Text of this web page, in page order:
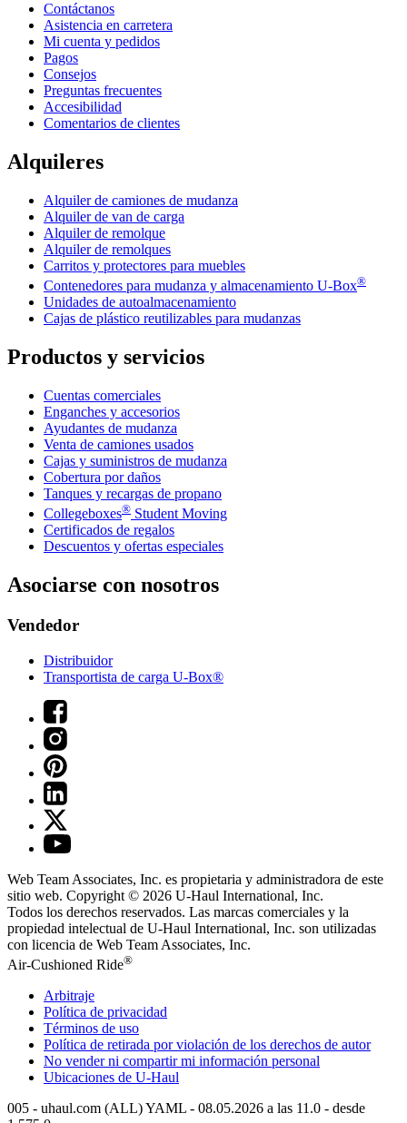
Contáctanos
Asistencia en carretera
Mi cuenta y pedidos
Pagos
Consejos
Preguntas frecuentes
Accesibilidad
Comentarios de clientes
Alquileres
Alquiler de camiones de mudanza
Alquiler de van de carga
Alquiler de remolque
Alquiler de remolques
Carritos y protectores para muebles
Contenedores para mudanza y almacenamiento U-Box®
Unidades de autoalmacenamiento
Cajas de plástico reutilizables para mudanzas
Productos y servicios
Cuentas comerciales
Enganches y accesorios
Ayudantes de mudanza
Venta de camiones usados
Cajas y suministros de mudanza
Cobertura por daños
Tanques y recargas de propano
Collegeboxes® Student Moving
Certificados de regalos
Descuentos y ofertas especiales
Asociarse con nosotros
Vendedor
Distribuidor
Transportista de carga U-Box®
Web Team Associates, Inc. es propietaria y administradora de este
sitio web. Copyright © 2026 U-Haul International, Inc.
Todos los derechos reservados. Las marcas comerciales y la
propiedad intelectual de U-Haul International, Inc. son utilizadas
con licencia de Web Team Associates, Inc.
Air-Cushioned Ride®
Arbitraje
Política de privacidad
Términos de uso
Política de retirada por violación de los derechos de autor
No vender ni compartir mi información personal
Ubicaciones de U-Haul
005 - uhaul.com (ALL) YAML - 08.05.2026 a las 11.0 - desde